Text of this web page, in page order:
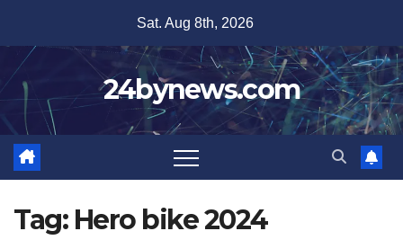
content
Sat. Aug 8th, 2026
24bynews.com
Tag: Hero bike 2024